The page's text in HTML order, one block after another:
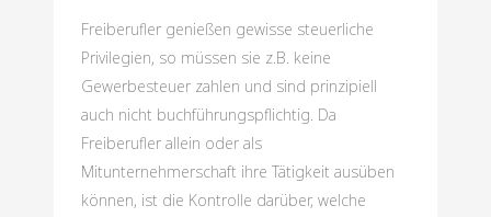
Freiberufler genießen gewisse steuerliche
Privilegien, so müssen sie z.B. keine
Gewerbesteuer zahlen und sind prinzipiell
auch nicht buchführungspflichtig. Da
Freiberufler allein oder als
Mitunternehmerschaft ihre Tätigkeit ausüben
können, ist die Kontrolle darüber, welche